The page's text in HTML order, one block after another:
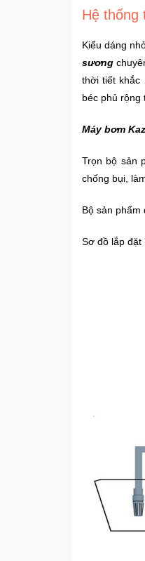
Hệ thống
Kiểu dáng
sương
thời tiết khắc
béc phủ rộng
Máy bơm
Trọn bộ sản
chống bụi,
Bộ sản phẩm
Sơ đồ lắp đặt